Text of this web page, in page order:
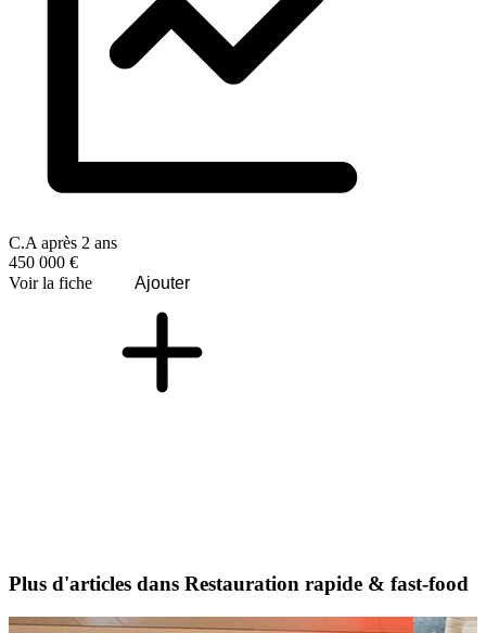
C.A après 2 ans
450 000 €
Voir la fiche
Ajouter
Plus d'articles dans Restauration rapide & fast-food